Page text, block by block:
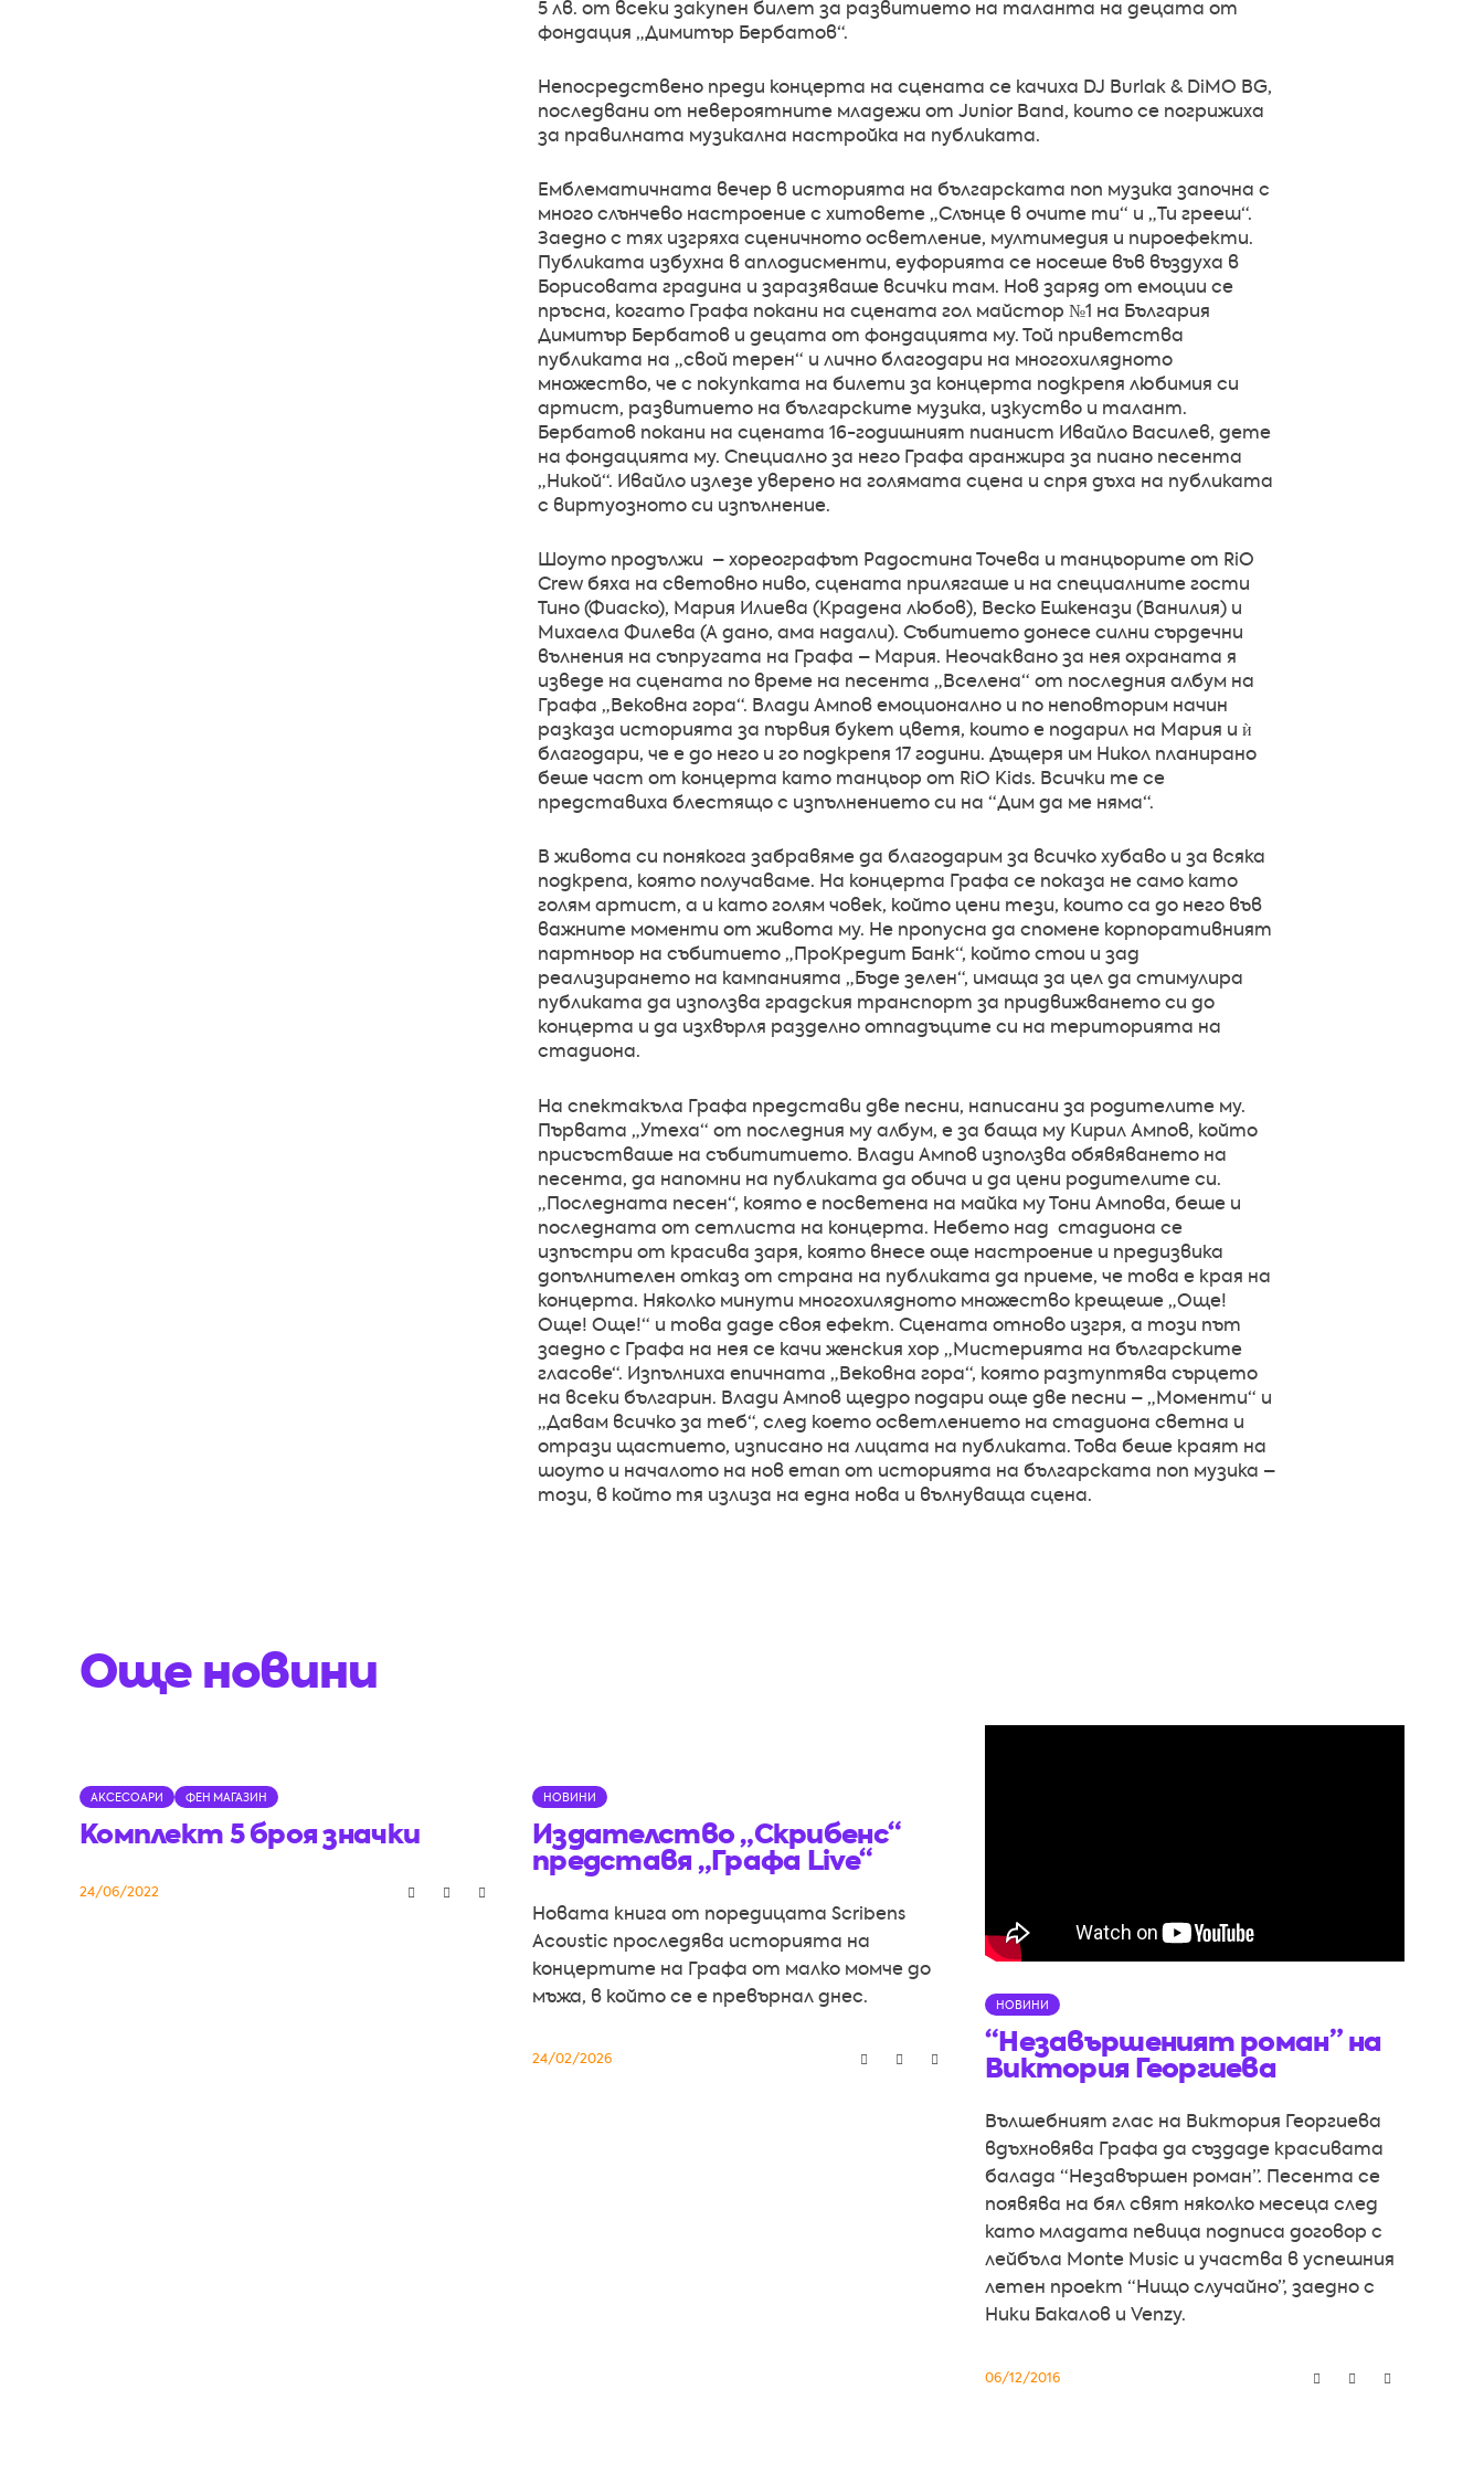
5 лв. от всеки закупен билет за развитието на таланта на децата от
фондация „Димитър Бербатов“.
Непосредствено преди концерта на сцената се качиха DJ Burlak & DiMO BG,
последвани от невероятните младежи от Junior Band, които се погрижиха
за правилната музикална настройка на публиката.
Емблематичната вечер в историята на българската поп музика започна с
много слънчево настроение с хитовете „Слънце в очите ти“ и „Ти грееш“.
Заедно с тях изгряха сценичното осветление, мултимедия и пироефекти.
Публиката избухна в аплодисменти, еуфорията се носеше във въздуха в
Борисовата градина и заразяваше всички там. Нов заряд от емоции се
пръсна, когато Графа покани на сцената гол майстор №1 на България
Димитър Бербатов и децата от фондацията му. Той приветства
публиката на „свой терен“ и лично благодари на многохилядното
множество, че с покупката на билети за концерта подкрепя любимия си
артист, развитието на българските музика, изкуство и талант.
Бербатов покани на сцената 16-годишният пианист Ивайло Василев, дете
на фондацията му. Специално за него Графа аранжира за пиано песента
„Никой“. Ивайло излезе уверено на голямата сцена и спря дъха на публиката
с виртуозното си изпълнение.
Шоуто продължи – хореографът Радостина Точева и танцьорите от RiO
Crew бяха на световно ниво, сцената прилягаше и на специалните гости
Тино (Фиаско), Мария Илиева (Крадена любов), Веско Ешкенази (Ванилия) и
Михаела Филева (А дано, ама надали). Събитието донесе силни сърдечни
вълнения на съпругата на Графа – Мария. Неочаквано за нея охраната я
изведе на сцената по време на песента „Вселена“ от последния албум на
Графа „Вековна гора“. Влади Ампов емоционално и по неповторим начин
разказа историята за първия букет цветя, които е подарил на Мария и ѝ
благодари, че е до него и го подкрепя 17 години. Дъщеря им Никол планирано
беше част от концерта като танцьор от RiO Kids. Всички те се
представиха блестящо с изпълнението си на “Дим да ме няма“.
В живота си понякога забравяме да благодарим за всичко хубаво и за всяка
подкрепа, която получаваме. На концерта Графа се показа не само като
голям артист, а и като голям човек, който цени тези, които са до него във
важните моменти от живота му. Не пропусна да спомене корпоративният
партньор на събитието „ПроКредит Банк“, който стои и зад
реализирането на кампанията „Бъде зелен“, имаща за цел да стимулира
публиката да използва градския транспорт за придвижването си до
концерта и да изхвърля разделно отпадъците си на територията на
стадиона.
На спектакъла Графа представи две песни, написани за родителите му.
Първата „Утеха“ от последния му албум, е за баща му Кирил Ампов, който
присъстваше на събититието. Влади Ампов използва обявяването на
песента, да напомни на публиката да обича и да цени родителите си.
„Последната песен“, която е посветена на майка му Тони Ампова, беше и
последната от сетлиста на концерта. Небето над стадиона се
изпъстри от красива заря, която внесе още настроение и предизвика
допълнителен отказ от страна на публиката да приеме, че това е края на
концерта. Няколко минути многохилядното множество крещеше „Още!
Още! Още!“ и това даде своя ефект. Сцената отново изгря, а този път
заедно с Графа на нея се качи женския хор „Мистерията на българските
гласове“. Изпълниха епичната „Вековна гора“, която разтуптява сърцето
на всеки българин. Влади Ампов щедро подари още две песни – „Моменти“ и
„Давам всичко за теб“, след което осветлението на стадиона светна и
отрази щастието, изписано на лицата на публиката. Това беше краят на
шоуто и началото на нов етап от историята на българската поп музика –
този, в който тя излиза на една нова и вълнуваща сцена.
Още новини
АКСЕСОАРИ ФЕН МАГАЗИН
Комплект 5 броя значки
24/06/2022
НОВИНИ
Издателство „Скрибенс“
представя „Графа Live“
Новата книга от поредицата Scribens
Acoustic проследява историята на
концертите на Графа от малко момче до
мъжа, в който се е превърнал днес.
24/02/2026
НОВИНИ
“Незавършеният роман” на
Виктория Георгиева
Вълшебният глас на Виктория Георгиева
вдъхновява Графа да създаде красивата
балада “Незавършен роман”. Песента се
появява на бял свят няколко месеца след
като младата певица подписа договор с
лейбъла Monte Music и участва в успешния
летен проект “Нищо случайно”, заедно с
Ники Бакалов и Venzy.
06/12/2016